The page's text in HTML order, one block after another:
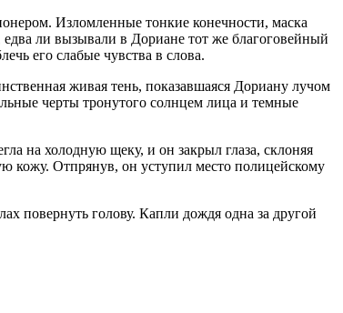
Изломленные тонкие конечности, маска
ли вызывали в Дориане тот же благоговейный
его слабые чувства в слова.
живая тень, показавшаяся Дориану лучом
черты тронутого солнцем лица и темные
на холодную щеку, и он закрыл глаза, склоняя
кожу. Отпрянув, он уступил место полицейскому
повернуть голову. Капли дождя одна за другой